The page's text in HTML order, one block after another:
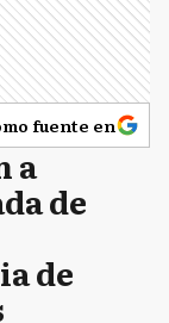
fuente en
a
de
de